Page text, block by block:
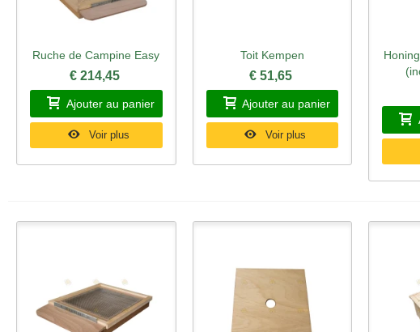
Aperçu rapide
Ruche de Campine Easy
€ 214,45
Ajouter au panier
Voir plus
Aperçu rapide
Toit Kempen
€ 51,65
Ajouter au panier
Voir plus